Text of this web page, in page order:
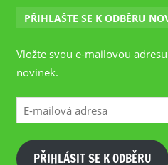
PŘIHLAŠTE SE K ODBĚRU
Vložte svou e-mailovou
novinek.
E-
mailová
adresa
PŘIHLÁSIT SE K ODBĚRU